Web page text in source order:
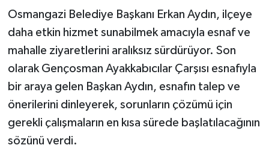
Osmangazi Belediye Başkanı Erkan Aydın, ilçeye
daha etkin hizmet sunabilmek amacıyla esnaf ve
mahalle ziyaretlerini aralıksız sürdürüyor. Son
olarak Gençosman Ayakkabıcılar Çarşısı esnafıyla
bir araya gelen Başkan Aydın, esnafın talep ve
önerilerini dinleyerek, sorunların çözümü için
gerekli çalışmaların en kısa sürede başlatılacağının
sözünü verdi.